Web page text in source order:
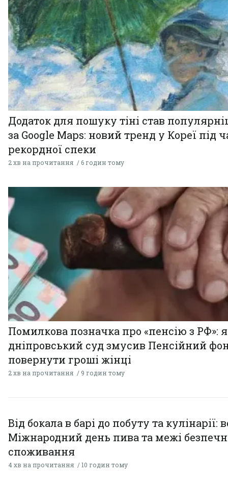
Додаток для пошуку тіні став
за Google Maps: новий тренд у Кореї під
рекордної спеки
2 хв на прочитання 6 годин тому
Помилкова позначка про «пенсію з РФ»:
дніпровський суд змусив Пенсійний
повернути гроші жінці
2 хв на прочитання 9 годин тому
Від бокала в барі до побуту та кулінарії:
Міжнародний день пива та межі
споживання
4 хв на прочитання 10 годин тому